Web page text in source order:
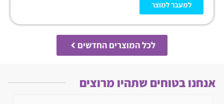
למעבר למוצר
לכל המוצרים החדשים
אנחנו בטוחים שתהיו מרוצים